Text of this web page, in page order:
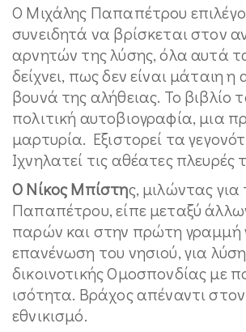
Ο Μιχάλης Παπαπέτρου
συνειδητά να βρίσκεται στον
αρνητών της λύσης, όλα αυτά
δείχνει, πως δεν είναι μάταιη
βουνά της αλήθειας. Το βιβλίο
πολιτική αυτοβιογραφία, μια
μαρτυρία. Εξιστορεί τα
Ιχνηλατεί τις αθέατες πλευρές
Ο Νίκος Μπίστης, μιλώντας
Παπαπέτρου, είπε μεταξύ
παρών και στην πρώτη γραμμή
επανένωση του νησιού, για λύση
δικοινοτικής Ομοσπονδίας με
ισότητα. Βράχος απέναντι
εθνικισμό.